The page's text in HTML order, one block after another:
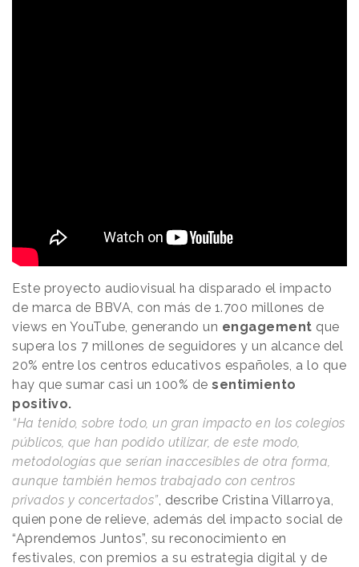
Este proyecto audiovisual ha disparado el impacto
de marca de BBVA, con más de 1.700 millones de
views en YouTube, generando un engagement que
supera los 7 millones de seguidores y un alcance del
20% entre los centros educativos españoles, a lo que
hay que sumar casi un 100% de sentimiento
positivo.
“Ha tenido, sobre todo, un gran impacto en los colegios
públicos, que han podido utilizar, de este modo,
metodologías que serían inaccesibles de otra forma,
aunque también hemos trabajado con centros
privados y concertados”, describe Cristina Villarroya,
quien pone de relieve, además del impacto social de
“Aprendemos Juntos”, su reconocimiento en
festivales, con premios a su estrategia digital y de